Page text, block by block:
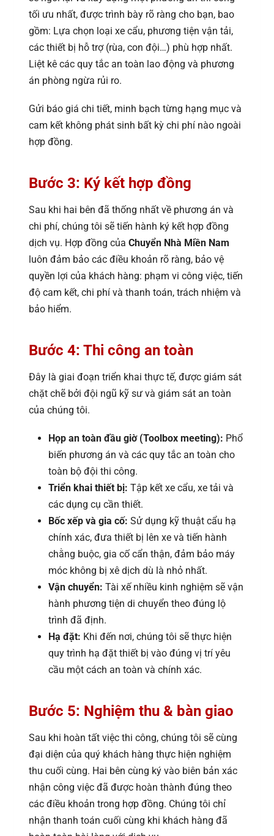
tối ưu nhất, được trình bày rõ ràng cho bạn, bao
gồm: Lựa chọn loại xe cẩu, phương tiện vận tải,
các thiết bị hỗ trợ (rùa, con đội…) phù hợp nhất.
Liệt kê các quy tắc an toàn lao động và phương
án phòng ngừa rủi ro.
Gửi báo giá chi tiết, minh bạch từng hạng mục và
cam kết không phát sinh bất kỳ chi phí nào ngoài
hợp đồng.
Bước 3: Ký kết hợp đồng
Sau khi hai bên đã thống nhất về phương án và
chi phí, chúng tôi sẽ tiến hành ký kết hợp đồng
dịch vụ. Hợp đồng của Chuyển Nhà Miền Nam
luôn đảm bảo các điều khoản rõ ràng, bảo vệ
quyền lợi của khách hàng: phạm vi công việc, tiến
độ cam kết, chi phí và thanh toán, trách nhiệm và
bảo hiểm.
Bước 4: Thi công an toàn
Đây là giai đoạn triển khai thực tế, được giám sát
chặt chẽ bởi đội ngũ kỹ sư và giám sát an toàn
của chúng tôi.
Họp an toàn đầu giờ (Toolbox meeting): Phổ
biến phương án và các quy tắc an toàn cho
toàn bộ đội thi công.
Triển khai thiết bị: Tập kết xe cẩu, xe tải và
các dụng cụ cần thiết.
Bốc xếp và gia cố: Sử dụng kỹ thuật cẩu hạ
chính xác, đưa thiết bị lên xe và tiến hành
chằng buộc, gia cố cẩn thận, đảm bảo máy
móc không bị xê dịch dù là nhỏ nhất.
Vận chuyển: Tài xế nhiều kinh nghiệm sẽ vận
hành phương tiện di chuyển theo đúng lộ
trình đã định.
Hạ đặt: Khi đến nơi, chúng tôi sẽ thực hiện
quy trình hạ đặt thiết bị vào đúng vị trí yêu
cầu một cách an toàn và chính xác.
Bước 5: Nghiệm thu & bàn giao
Sau khi hoàn tất việc thi công, chúng tôi sẽ cùng
đại diện của quý khách hàng thực hiện nghiệm
thu cuối cùng. Hai bên cùng ký vào biên bản xác
nhận công việc đã được hoàn thành đúng theo
các điều khoản trong hợp đồng. Chúng tôi chỉ
nhận thanh toán cuối cùng khi khách hàng đã